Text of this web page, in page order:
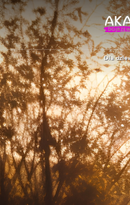
Dla